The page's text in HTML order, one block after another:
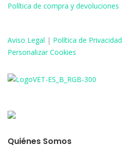
Política de compra y devoluciones
Aviso Legal | Política de Privacidad
Personalizar Cookies
Quiénes Somos